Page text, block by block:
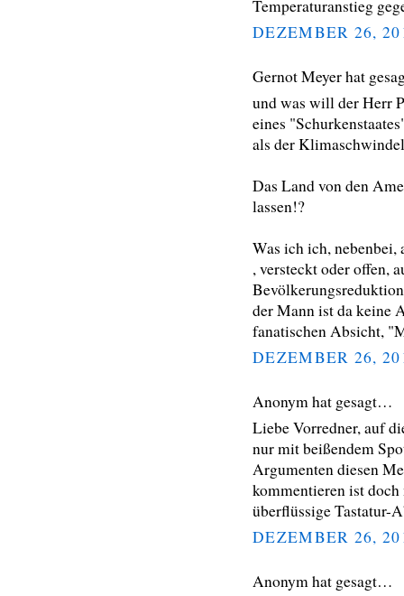
Temperaturanstieg
DEZEMBER 26,
Gernot Meyer hat
und was will der Herr
eines
als der
Das Land von den
lassen!?
Was ich ich,
, versteckt oder offen,
der Mann ist da keine
fanatischen Absicht,
DEZEMBER 26,
Anonym hat gesagt…
Liebe Vorredner, auf
nur mit beißendem
Argumenten diesen
kommentieren ist
überflüssige Tastatur-
DEZEMBER 26,
Anonym hat gesagt…